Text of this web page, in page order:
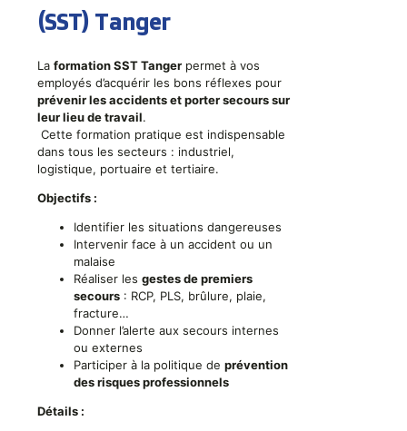
(SST) Tanger
La formation SST Tanger permet à vos
employés d’acquérir les bons réflexes pour
prévenir les accidents et porter secours sur
leur lieu de travail.
Cette formation pratique est indispensable
dans tous les secteurs : industriel,
logistique, portuaire et tertiaire.
Objectifs :
Identifier les situations dangereuses
Intervenir face à un accident ou un
malaise
Réaliser les gestes de premiers
secours : RCP, PLS, brûlure, plaie,
fracture…
Donner l’alerte aux secours internes
ou externes
Participer à la politique de prévention
des risques professionnels
Détails :